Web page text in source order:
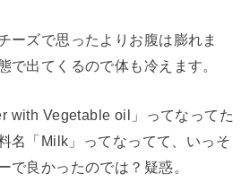
ーズで思ったよりお腹は膨れま
で出てくるので体も冷えます。
with Vegetable oil」ってなってた
名「Milk」ってなってて、いっそ
で良かったのでは？疑惑。